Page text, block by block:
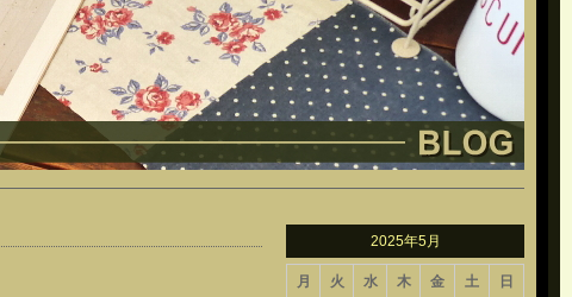
2025年5月
月 火 水 木 金 土 日